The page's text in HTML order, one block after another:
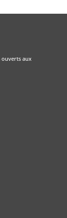
ouverts aux